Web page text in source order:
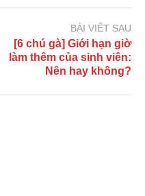
BÀI VIẾT SAU
[6 chú gà] Giới hạn giờ
làm thêm của sinh viên:
Nên hay không?